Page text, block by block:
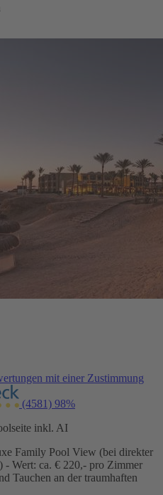
mit einer Zustimmung
(4581) 98%
inkl. AI
Family Pool View (bei direkter
Wert: ca. € 220,- pro Zimmer
Tauchen an der traumhaften